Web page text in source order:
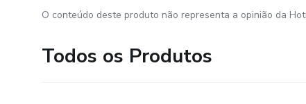
O conteúdo deste produto não representa a opinião da
Todos os Produtos